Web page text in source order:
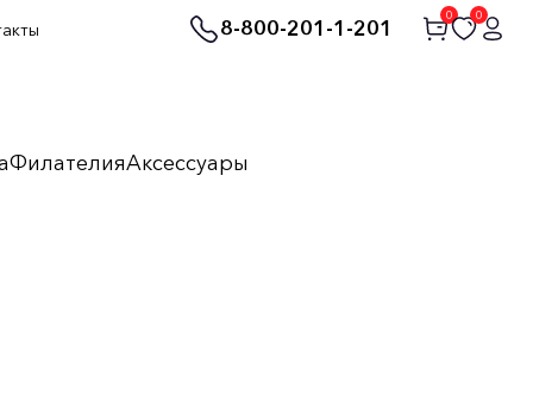
8-800-201-1-201
0 0
ФилателияАксессуары